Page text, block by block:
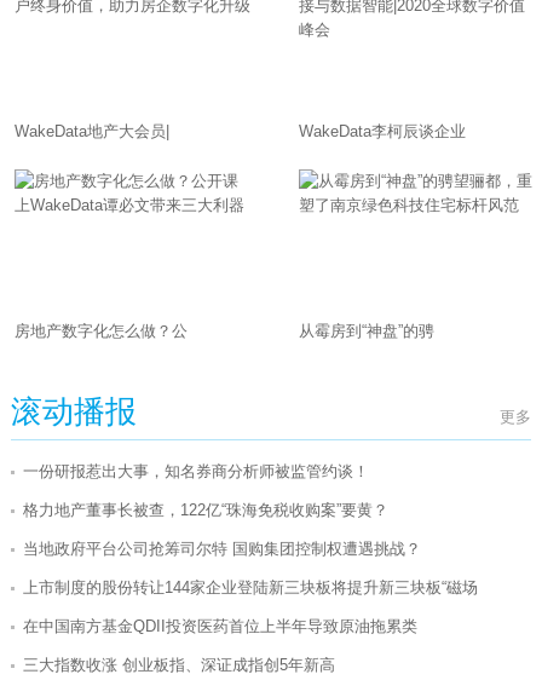
WakeData地产大会员| WakeData李柯辰谈企业
房地产数字化怎么做？公 从霉房到“神盘”的骋
滚动播报 更多
一份研报惹出大事，知名券商分析师被监管约谈！
格力地产董事长被查，122亿“珠海免税收购案”要黄？
当地政府平台公司抢筹司尔特 国购集团控制权遭遇挑战？
上市制度的股份转让144家企业登陆新三块板将提升新三块板“磁场
在中国南方基金QDII投资医药首位上半年导致原油拖累类
三大指数收涨 创业板指、深证成指创5年新高